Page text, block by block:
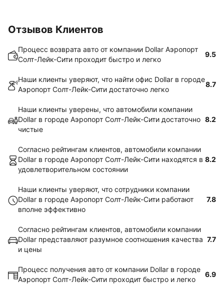
Отзывов Клиентов
Процесс возврата авто от компании Dollar Аэропорт
Солт-Лейк-Сити проходит быстро и легко
9.5
Наши клиенты уверяют, что найти офис Dollar в городе
Аэропорт Солт-Лейк-Сити достаточно легко
8.7
Наши клиенты уверены, что автомобили компании
Dollar в городе Аэропорт Солт-Лейк-Сити достаточно
чистые
8.2
Согласно рейтингам клиентов, автомобили компании
Dollar в городе Аэропорт Солт-Лейк-Сити находятся в
удовлетворительном состоянии
8.2
Наши клиенты уверяют, что сотрудники компании
Dollar в городе Аэропорт Солт-Лейк-Сити работают
вполне эффективно
7.8
Согласно рейтингам клиентов, автомобили компании
Dollar представляют разумное соотношения качества
и цены
7.7
Процесс получения авто от компании Dollar в городе
Аэропорт Солт-Лейк-Сити проходит быстро и легко
6.9